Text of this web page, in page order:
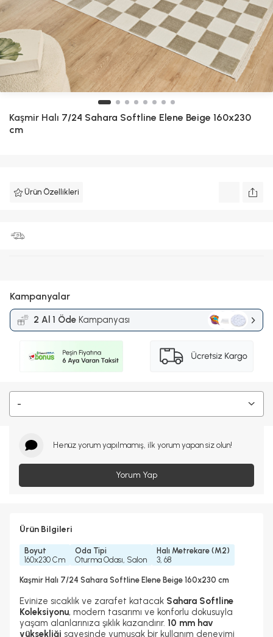
Kaşmir Halı 7/24 Sahara Softline Elene Beige 160x230
cm
Ürün Özellikleri
Kampanyalar
2 Al 1 Öde Kampanyası
-
Henüz yorum yapılmamış, ilk yorum yapan siz olun!
Yorum Yap
Ürün Bilgileri
Boyut
160x230 Cm
Oda Tipi
Oturma Odası, Salon
Halı Metrekare (M2)
3, 68
Kaşmir Halı 7/24 Sahara Softline Elene Beige 160x230 cm
Evinize sıcaklık ve zarafet katacak Sahara Softline
Koleksiyonu, modern tasarımı ve konforlu dokusuyla
yaşam alanlarınıza şıklık kazandırır. 10 mm hav
yüksekliği sayesinde yumuşak bir kullanım deneyimi